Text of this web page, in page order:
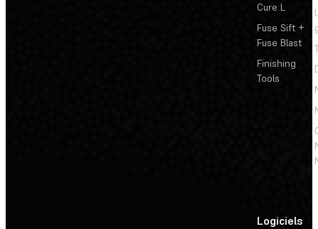
Cure L
Fuse Sift +
Fuse Blast
Finishing
Tools
Logiciels